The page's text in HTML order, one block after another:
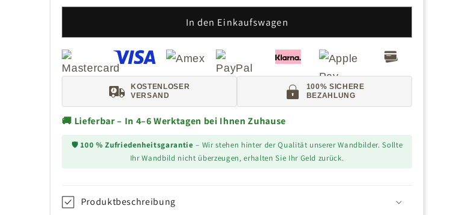
In den Einkaufswagen
KOSTENLOSER
VERSAND
100% SICHERE
BEZAHLUNG
🚚 Lieferbar – In 4–6 Werktagen bei Ihnen Zuhause
🛡️100 % Zufriedenheitsgarantie – Wir stehen hinter der Qualität unserer Wandbilder. Sollte
Ihr Wandbild nicht überzeugen, erhalten Sie Ihr Geld zurück.
Produktbeschreibung